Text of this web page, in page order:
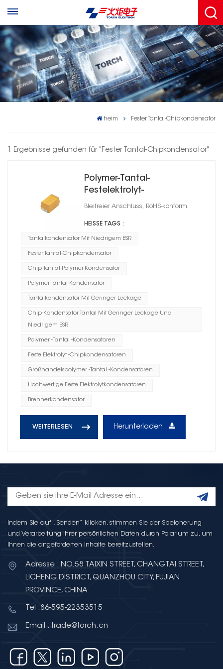
heim Fester Tantal-Chipkondensator
1 Ergebnisse gefunden für "Fester Tantal-Chipkondensator"
Polymer-Tantal-
Festelektrolyt-
Chipkondensator,
Bleifreier Anschluss, RoHS-konform
HEISSE TAGS :
Tantalkondensator Mit Niedrigem ESR
Fester Tantal-Chipkondensator
Chip-Tantal-Polymer-Kondensator
Polymer-Tantal-Kondensator
Tantalkondensator Mit Geringer Leckage
Chip-Kondensator Tantal Mit Geringer Leckage Und
Niedrigem ESR
Polymer -Tantal -Kondensatoren
Feste Elektrolyt -Chipkondensatoren
Großhandelspolymer -Tantal -Kondensatoren
Hochwertige Feste Elektrolytkondensatoren
Brennerkondensator
WEITERLESEN Herunterladen
Indem Sie auf „Senden“ klicken, stimmen Sie der Speicherung
und Verarbeitung Ihrer persönlichen Daten durch Polarium zu, um
Ihnen die angeforderten Inhalte bereitzustellen.
Adresse : NO.58 TAIXIN STREET, CHANGTAI STREET,
LICHENG DISTRICT, QUANZHOU CITY, FUJIAN
PROVINCE, CHINA
Tel :86-595-22353515
Email : trade@torch.cn